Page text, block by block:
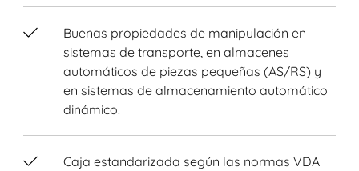
Buenas propiedades de manipulación en
sistemas de transporte, en almacenes
automáticos de piezas pequeñas (AS/RS) y
en sistemas de almacenamiento automático
dinámico.
Caja estandarizada según las normas VDA